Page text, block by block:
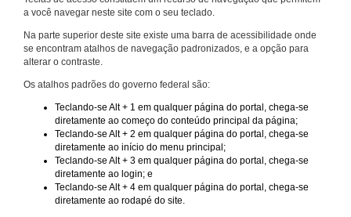
a você navegar neste site com o seu teclado.
Na parte superior deste site existe uma barra de acessibilidade onde
se encontram atalhos de navegação padronizados, e a opção para
alterar o contraste.
Os atalhos padrões do governo federal são:
Teclando-se Alt + 1 em qualquer página do portal, chega-se
diretamente ao começo do conteúdo principal da página;
Teclando-se Alt + 2 em qualquer página do portal, chega-se
diretamente ao início do menu principal;
Teclando-se Alt + 3 em qualquer página do portal, chega-se
diretamente ao login; e
Teclando-se Alt + 4 em qualquer página do portal, chega-se
diretamente ao rodapé do site.